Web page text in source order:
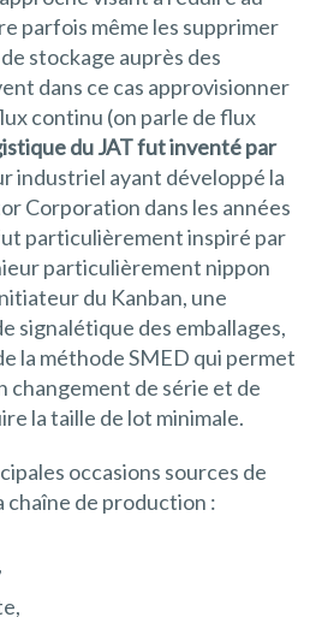
parfois même les supprimer
stockage auprès des
dans ce cas approvisionner
continu (on parle de flux
du JAT fut inventé par
industriel ayant développé la
Corporation dans les années
particulièrement inspiré par
particulièrement nippon
du Kanban, une
signalétique des emballages,
la méthode SMED qui permet
changement de série et de
la taille de lot minimale.
occasions sources de
chaîne de production :